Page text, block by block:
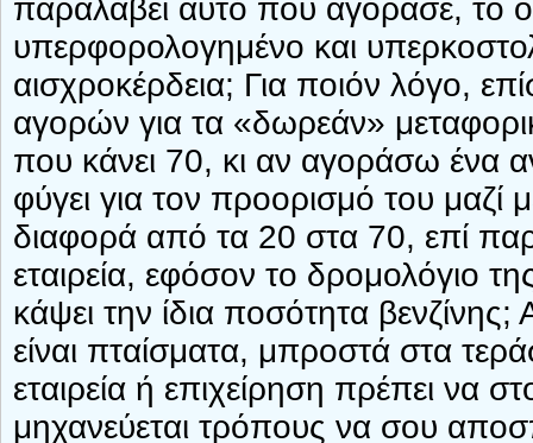
παραλάβει αυτό που αγόρασε, το
υπερφορολογημένο και
αισχροκέρδεια; Για ποιόν λόγο,
αγορών για τα «δωρεάν»
που κάνει 70, κι αν αγοράσω ένα
φύγει για τον προορισμό του μαζί
διαφορά από τα 20 στα 70, επί
εταιρεία, εφόσον το δρομολόγιο
κάψει την ίδια ποσότητα
είναι πταίσματα, μπροστά στα
εταιρεία ή επιχείρηση πρέπει να
μηχανεύεται τρόπους να σου